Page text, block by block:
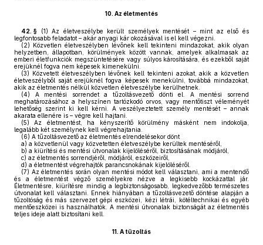
10. Az életmentés
42. § (1) Az életveszélybe került személyek mentését – mint az első és
legfontosabb feladatot – akár anyagi kár okozásával is el kell végezni.
(2) Közvetlen életveszélyben lévőnek kell tekinteni mindazokat, akik olyan
helyzetben, állapotban, körülmények között vannak, amelyek alkalmasak az
emberi életfunkciók megszüntetésére vagy súlyos károsítására, és ezekből saját
erejüknél fogva nem képesek kimenekülni.
(3) Közvetett életveszélyben lévőnek kell tekinteni azokat, akik a közvetlen
életveszélyből saját erejüknél fogva képesek menekülni, továbbá mindazokat,
akik az életmentés nélkül közvetlen életveszélybe kerülhetnek.
(4) A mentési sorrendet a tűzoltásvezető dönti el. A mentési sorrend
meghatározásához a helyszínen tartózkodó orvos, vagy mentőtiszt véleményét
lehetőség szerint ki kell kérni. A veszélyeztetett személy mentését – annak
akarata ellenére is – végre kell hajtani.
(5) Az életmentést, ha kényszerítő körülmény másként nem indokolja,
legalább két személynek kell végrehajtania.
(6) A tűzoltásvezető az életmentés elrendelésekor dönt
a) a közvetlenül vagy közvetetten életveszélybe kerültek mentéséről,
b) a kiürítési és mentési útvonalak kijelöléséről, biztosításának módjáról,
c) az életmentés sorrendjéről, módjáról, eszközeiről,
d) a életmentést végrehajtók parancsnokának kijelöléséről.
(7) Az életmentés során olyan mentési módot kell választani, ami a mentendő
és a életmentést végző személyekre nézve a legkisebb kockázattal jár.
Életmentésre, kiürítésre mindig a legbiztonságosabb, legkedvezőbb természetes
útvonalat kell választani. Ennek hiányában a tűzoltásvezető döntése alapján a
tűzoltóság és más szervezet gépi eszközei, kézi létrái, kötéltechnikai és egyéb
mentőeszközei is használhatók. A mentési útvonalak biztonságát az életmentés
teljes ideje alatt biztosítani kell.
11. A tűzoltás